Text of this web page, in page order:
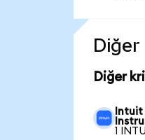
Diğer
Diğer
1